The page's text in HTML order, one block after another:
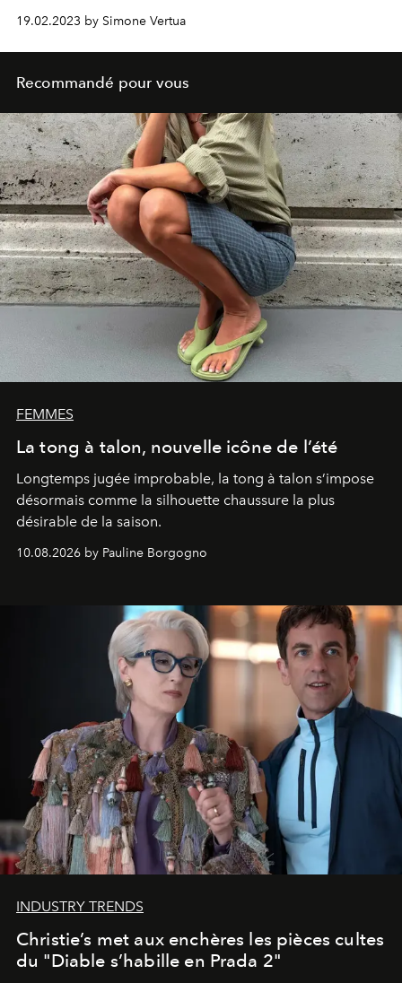
célébrer la figure de la femme.
19.02.2023 by Simone Vertua
Recommandé pour vous
FEMMES
La tong à talon, nouvelle icône de l’été
Longtemps jugée improbable, la tong à talon s’impose
désormais comme la silhouette chaussure la plus
désirable de la saison.
10.08.2026 by Pauline Borgogno
INDUSTRY TRENDS
Christie’s met aux enchères les pièces cultes
du "Diable s’habille en Prada 2"